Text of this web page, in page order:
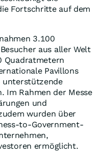
Fortschritte auf dem
3.100
aus aller Welt
Quadratmetern
Pavillons
unterstützende
Im Rahmen der Messe
und
wurden über
to-Government-
ermöglicht.